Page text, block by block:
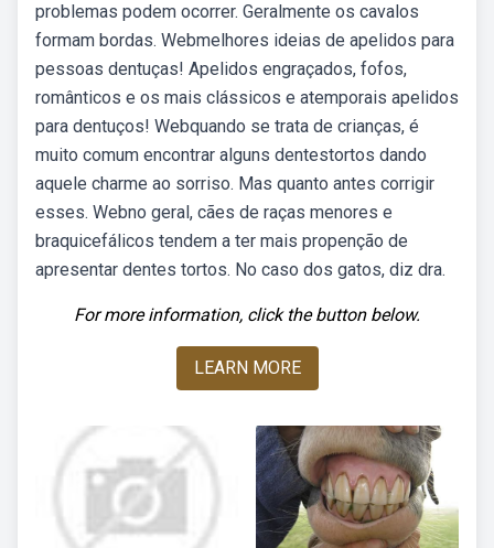
problemas podem ocorrer. Geralmente os cavalos
formam bordas. Webmelhores ideias de apelidos para
pessoas dentuças! Apelidos engraçados, fofos,
românticos e os mais clássicos e atemporais apelidos
para dentuços! Webquando se trata de crianças, é
muito comum encontrar alguns dentestortos dando
aquele charme ao sorriso. Mas quanto antes corrigir
esses. Webno geral, cães de raças menores e
braquicefálicos tendem a ter mais propenção de
apresentar dentes tortos. No caso dos gatos, diz dra.
For more information, click the button below.
LEARN MORE